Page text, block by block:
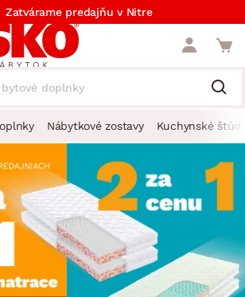
Zatvárame predajňu v Nitre
Nábytkové zostavy Kuchynské